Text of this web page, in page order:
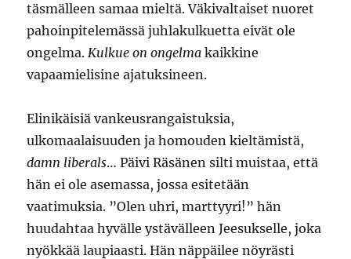
täsmälleen samaa mieltä. Väkivaltaiset nuoret
pahoinpitelemässä juhlakulkuetta eivät ole
ongelma.Kulkue on ongelma kaikkine
vapaamielisine ajatuksineen.
Elinikäisiä vankeusrangaistuksia,
ulkomaalaisuuden ja homouden kieltämistä,
damn liberals… Päivi Räsänen silti muistaa, että
hän ei ole asemassa, jossa esitetään
vaatimuksia. ”Olen uhri, marttyyri!” hän
huudahtaa hyvälle ystävälleen Jeesukselle, joka
nyökkää laupiaasti. Hän näppäilee nöyrästi